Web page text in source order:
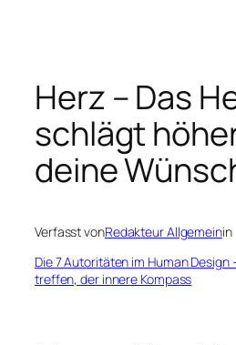
springen
Herz – Das
schlägt
deine
Verfasst vonRedakteur Allgemeinin
Die 7 Autoritäten im Human
treffen, der innere Kompass